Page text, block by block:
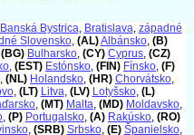
Banská Bystrica, Bratislava, západné
Slovensko, (AL)Albánsko, (B)
(BG) Bulharsko, (CY) Cyprus, (CZ)
, (EST) Estónsko, (FIN) Fínsko, (F)
, (NL) Holandsko, (HR) Chorvátsko,
, (LT) Litva, (LV) Lotyšsko, (L)
, (MT) Malta, (MD) Moldavsko,
, (P) Portugalsko, (A) Rakúsko, (RO)
, (SRB) Srbsko, (E) Španielsko,